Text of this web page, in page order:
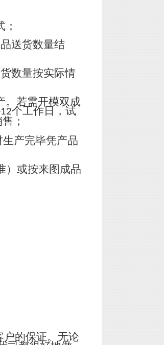
送货数量结
数量按实际情
。若需开模双成
个工作日，试
；
产完毕凭产品
）或按来图成品
的保证。无论